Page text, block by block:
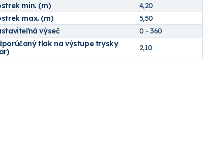
min. (m)
4,20
max. (m)
5,50
výseč
0 - 360
tlak na výstupe trysky
2,10